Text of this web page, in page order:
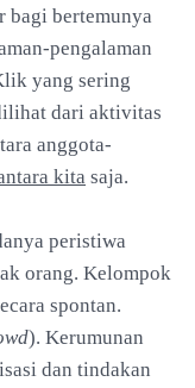
bagi bertemunya
pengalaman
yang sering
dari aktivitas
anggota-
kita saja.
peristiwa
orang. Kelompok
spontan.
). Kerumunan
dan tindakan